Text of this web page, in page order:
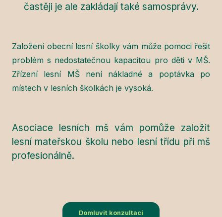
častěji je ale zakládají také samosprávy.
Založení obecní lesní školky vám může pomoci řešit
problém s nedostatečnou kapacitou pro děti v MŠ.
Zřízení lesní MŠ není nákladné a poptávka po
místech v lesních školkách je vysoká.
Asociace lesních mš vám pomůže založit
lesní mateřskou školu nebo lesní třídu při mš
profesionálně.
Domluvit konzultaci